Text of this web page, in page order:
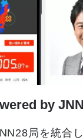
by
局を統合